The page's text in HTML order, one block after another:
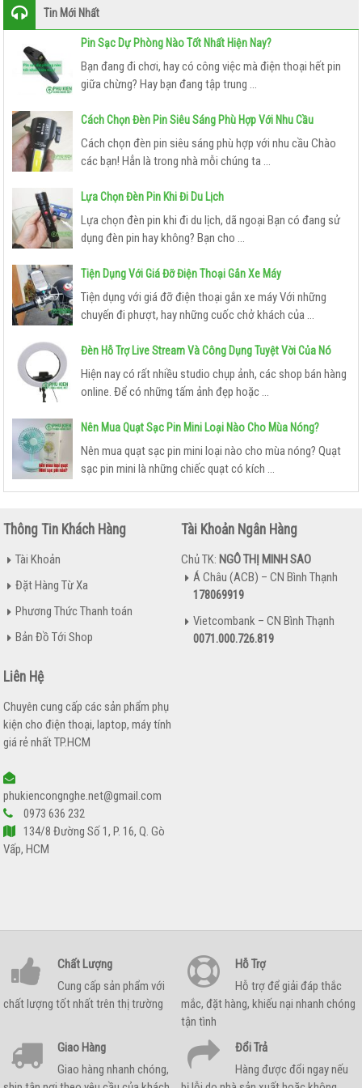
HDMI KHÔNG DÂY
BỊ
LƯU
TRỮ
USB – THẺ NHỚ
Ổ CỨNG LƯU TRỮ
CÔNG
NGHỆ
CAMERA GIÁM SÁT
BOX ANDROID TIVI
PHỤ
KIỆN
KHÁC
Tin Mới Nhất
Pin Sạc Dự Phòng Nào Tốt Nhất Hiện Nay?
Bạn đang đi chơi, hay có công việc mà điện thoại hết pin
giữa chừng? Hay bạn đang tập trung ...
Cách Chọn Đèn Pin Siêu Sáng Phù Hợp Với Nhu Cầu
Cách chọn đèn pin siêu sáng phù hợp với nhu cầu Chào
các bạn! Hẳn là trong nhà mỗi chúng ta ...
Lựa Chọn Đèn Pin Khi Đi Du Lịch
Lựa chọn đèn pin khi đi du lịch, dã ngoại Bạn có đang sử
dụng đèn pin hay không? Bạn cho ...
Tiện Dụng Với Giá Đỡ Điện Thoại Gắn Xe Máy
Tiện dụng với giá đỡ điện thoại gắn xe máy Với những
chuyến đi phượt, hay những cuốc chở khách của ...
Đèn Hỗ Trợ Live Stream Và Công Dụng Tuyệt Vời Của Nó
Hiện nay có rất nhiều studio chụp ảnh, các shop bán hàng
online. Để có những tấm ảnh đẹp hoặc ...
Nên Mua Quạt Sạc Pin Mini Loại Nào Cho Mùa Nóng?
Nên mua quạt sạc pin mini loại nào cho mùa nóng? Quạt
sạc pin mini là những chiếc quạt có kích ...
Thông Tin Khách Hàng
Tài Khoản
Đặt Hàng Từ Xa
Phương Thức Thanh toán
Bản Đồ Tới Shop
Tài Khoản Ngân Hàng
Chủ TK: NGÔ THỊ MINH SAO
Á Châu (ACB) – CN Bình Thạnh
178069919
Vietcombank – CN Bình Thạnh
0071.000.726.819
Liên Hệ
Chuyên cung cấp các sản phẩm phụ
kiện cho điện thoại, laptop, máy tính
giá rẻ nhất TP.HCM
phukiencongnghe.net@gmail.com
0973 636 232
134/8 Đường Số 1, P. 16, Q. Gò
Vấp, HCM
Chất Lượng
Cung cấp sản phẩm với
chất lượng tốt nhất trên thị trường
Hỗ Trợ
Hỗ trợ để giải đáp thắc
mắc, đặt hàng, khiếu nại nhanh chóng
tận tình
Giao Hàng
Giao hàng nhanh chóng,
Đổi Trả
Hàng được đổi ngay nếu